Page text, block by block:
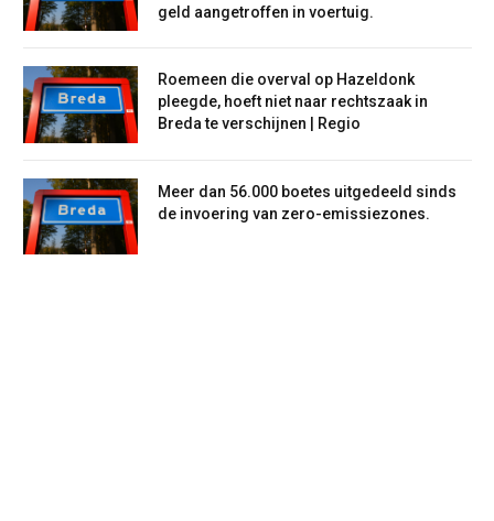
geld aangetroffen in voertuig.
Roemeen die overval op Hazeldonk
pleegde, hoeft niet naar rechtszaak in
Breda te verschijnen | Regio
Meer dan 56.000 boetes uitgedeeld sinds
de invoering van zero-emissiezones.